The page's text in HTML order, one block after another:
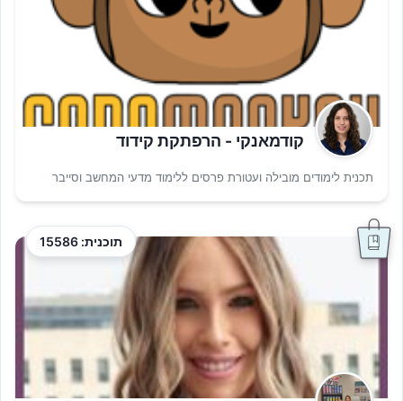
קודמאנקי - הרפתקת קידוד
תכנית לימודים מובילה ועטורת פרסים ללימוד מדעי המחשב וסייבר
תוכנית: 15586